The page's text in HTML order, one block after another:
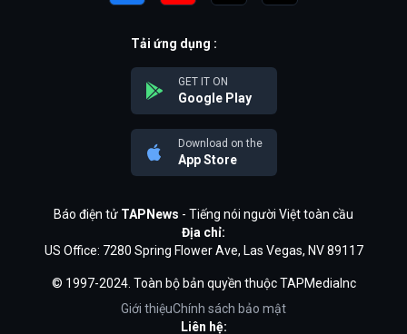
Tải ứng dụng :
GET IT ON
Google Play
Download on the
App Store
Báo điện tử TAPNews - Tiếng nói người Việt toàn cầu
Địa chỉ:
US Office: 7280 Spring Flower Ave, Las Vegas, NV 89117
© 1997-2024. Toàn bộ bản quyền thuộc TAPMediaInc
Giới thiệuChính sách bảo mật
Liên hệ: